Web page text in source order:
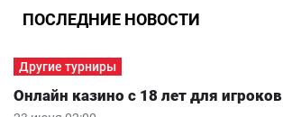
ПОСЛЕДНИЕ НОВОСТИ
Другие турниры
Онлайн казино с 18 лет для